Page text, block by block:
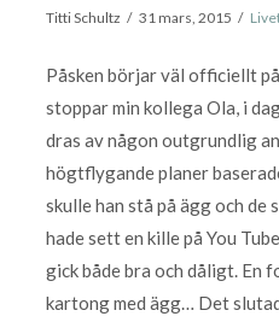
Titti Schultz 31 mars, 2015
Påsken börjar väl officiellt
stoppar min kollega Ola, i
dras av någon outgrundlig
högtflygande planer
skulle han stå på ägg och de
hade sett en kille på You
gick både bra och dåligt. En
kartong med ägg… Det